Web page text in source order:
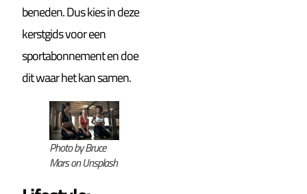
beneden. Dus kies in deze
kerstgids voor een
sportabonnement en doe
dit waar het kan samen.
Photo by Bruce
Mars on Unsplash